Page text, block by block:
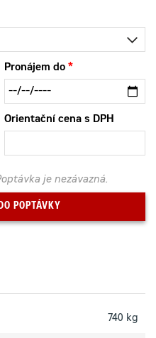
Pronájem do
Orientační cena s DPH
je nezávazná.
POPTÁVKY
740 kg